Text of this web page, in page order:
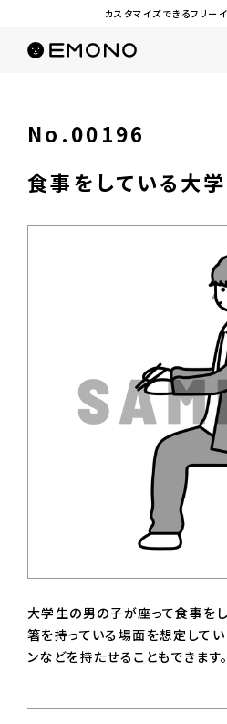
カスタマイズできるフリー
No.00196
食事をしている大
大学生の男の子が座って食事をし
箸を持っている場面を想定してい
ンなどを持たせることもできます